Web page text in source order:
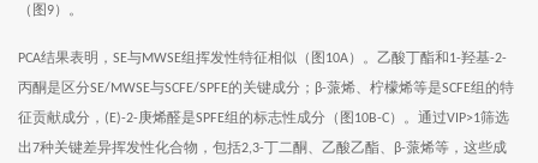
（图9）。
PCA结果表明， SE与MWSE组挥发性特征相似（图 10A）。乙酸丁酯和1-羟基-2-
丙酮是区分SE/MWSE与SCFE/SPFE的关键成分； β-蒎烯、柠檬烯等是SCFE组的特
征贡献成分， (E)-2-庚烯醛是SPFE组的标志性成分（图 10B-C）。通过VIP>1筛选
出 7种关键差异挥发性化合物，包括2,3-丁二酮、乙酸乙酯、 β-蒎烯等，这些成